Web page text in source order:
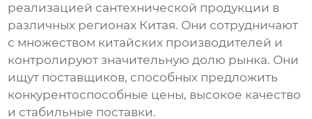
реализацией сантехнической продукции в
различных регионах Китая. Они сотрудничают
с множеством китайских производителей и
контролируют значительную долю рынка. Они
ищут поставщиков, способных предложить
конкурентоспособные цены, высокое качество
и стабильные поставки.